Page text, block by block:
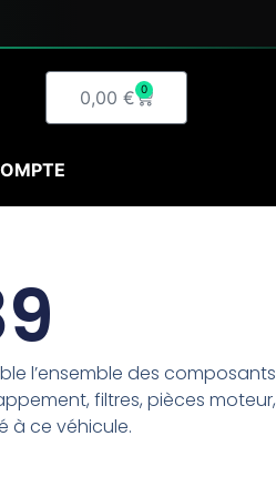
0,00 € 0
Panier
l’ensemble des composants
filtres, pièces moteur,
à ce véhicule.